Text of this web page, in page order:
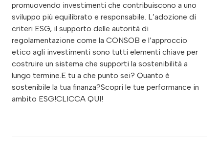
promuovendo investimenti che contribuiscono a uno
sviluppo più equilibrato e responsabile. L’adozione di
criteri ESG, il supporto delle autorità di
regolamentazione come la CONSOB e l’approccio
etico agli investimenti sono tutti elementi chiave per
costruire un sistema che supporti la sostenibilità a
lungo termine.E tu a che punto sei? Quanto è
sostenibile la tua finanza?Scopri le tue performance in
ambito ESG!CLICCA QUI!